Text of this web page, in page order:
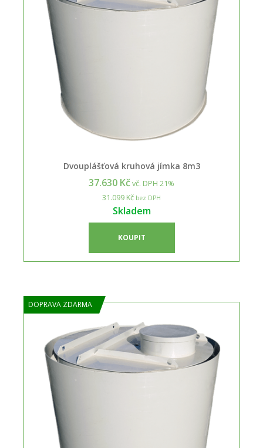
Dvouplášťová kruhová jímka 8m3
37.630 Kčvč. DPH 21%
31.099 Kč bez DPH
Skladem
KOUPIT
DOPRAVA ZDARMA